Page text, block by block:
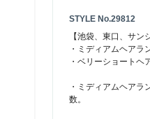
STYLE No.29812
【池袋、東口、サン
・ミディアムヘアラ
・ベリーショートヘ
・ミディアムヘアラ
数。